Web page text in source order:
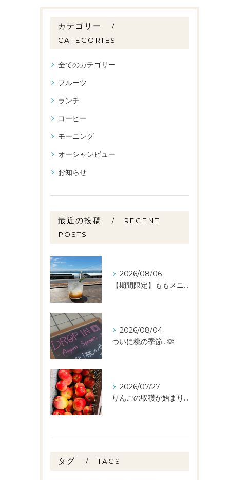
カテゴリー
CATEGORIES
全てのカテゴリー
フルーツ
ランチ
コーヒー
モーニング
オーシャンビュー
お知らせ
最近の投稿
RECENT
POSTS
2026/08/06
【期間限定】ももメニュー🍑スタートしました✨️
2026/08/04
ついに桃の季節…🫶
2026/07/27
りんごの収穫が始まりました🧑‍🌾🍎
タグ TAGS